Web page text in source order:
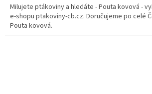
z
5
hvězdiček.
Milujete ptákoviny a hledáte - Pouta kovová -
e-shopu ptakoviny-cb.cz. Doručujeme po celé
Pouta kovová.